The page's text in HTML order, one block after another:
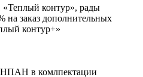
контур», рады
на заказ дополнительных
контур+»
в комлпектации